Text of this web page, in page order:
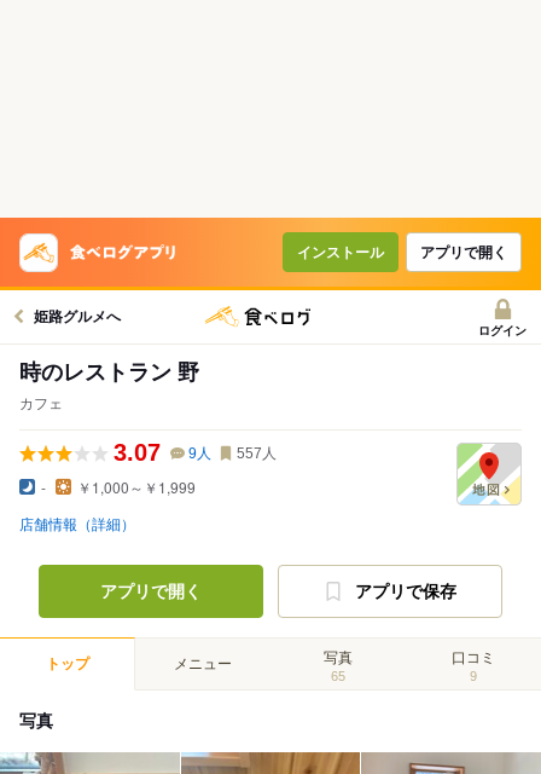
インストール アプリで開く
姫路グルメへ
ログイン
時のレストラン 野
カフェ
3.07 9人 557 人
- ￥1,000～￥1,999
店舗情報（詳細）
アプリで開く アプリで保存
トップ メニュー 写真
65
口コミ
9
写真